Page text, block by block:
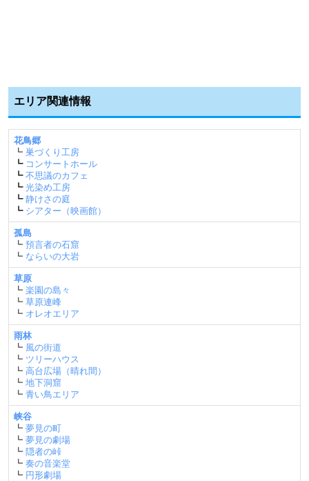
エリア関連情報
花鳥郷
┗ 巣づくり工房
┗ コンサートホール
┗ 不思議のカフェ
┗ 光染め工房
┗ 静けさの庭
┗ シアター（映画館）
孤島
┗ 預言者の石窟
┗ ならいの大岩
草原
┗ 楽園の島々
┗ 草原連峰
┗ オレオエリア
雨林
┗ 風の街道
┗ ツリーハウス
┗ 高台広場（晴れ間）
┗ 地下洞窟
┗ 青い鳥エリア
峡谷
┗ 夢見の町
┗ 夢見の劇場
┗ 隠者の峠
┗ 奏の音楽堂
┗ 円形劇場